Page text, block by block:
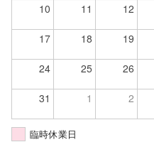
10 11 12
17 18 19
24 25 26
31 1 2
臨時休業日